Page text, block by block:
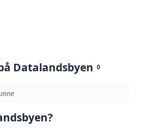
Datalandsbyen 0